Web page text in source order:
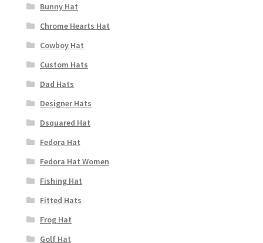
Bunny Hat
Chrome Hearts Hat
Cowboy Hat
Custom Hats
Dad Hats
Designer Hats
Dsquared Hat
Fedora Hat
Fedora Hat Women
Fishing Hat
Fitted Hats
Frog Hat
Golf Hat